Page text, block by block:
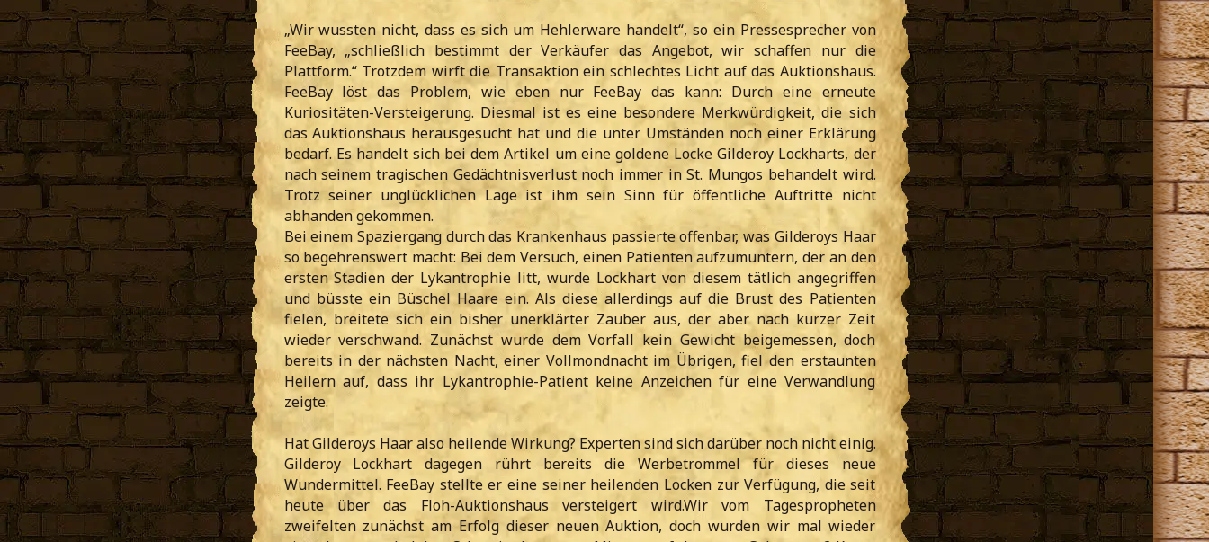
„Wir wussten nicht, dass es sich um Hehlerware handelt“, so ein Pressesprecher von
FeeBay, „schließlich bestimmt der Verkäufer das Angebot, wir schaffen nur die
Plattform.“ Trotzdem wirft die Transaktion ein schlechtes Licht auf das Auktionshaus.
FeeBay löst das Problem, wie eben nur FeeBay das kann: Durch eine erneute
Kuriositäten-Versteigerung. Diesmal ist es eine besondere Merkwürdigkeit, die sich
das Auktionshaus herausgesucht hat und die unter Umständen noch einer Erklärung
bedarf. Es handelt sich bei dem Artikel um eine goldene Locke Gilderoy Lockharts, der
nach seinem tragischen Gedächtnisverlust noch immer in St. Mungos behandelt wird.
Trotz seiner unglücklichen Lage ist ihm sein Sinn für öffentliche Auftritte nicht
abhanden gekommen.
Bei einem Spaziergang durch das Krankenhaus passierte offenbar, was Gilderoys Haar
so begehrenswert macht: Bei dem Versuch, einen Patienten aufzumuntern, der an den
ersten Stadien der Lykantrophie litt, wurde Lockhart von diesem tätlich angegriffen
und büsste ein Büschel Haare ein. Als diese allerdings auf die Brust des Patienten
fielen, breitete sich ein bisher unerklärter Zauber aus, der aber nach kurzer Zeit
wieder verschwand. Zunächst wurde dem Vorfall kein Gewicht beigemessen, doch
bereits in der nächsten Nacht, einer Vollmondnacht im Übrigen, fiel den erstaunten
Heilern auf, dass ihr Lykantrophie-Patient keine Anzeichen für eine Verwandlung
zeigte.
Hat Gilderoys Haar also heilende Wirkung? Experten sind sich darüber noch nicht einig.
Gilderoy Lockhart dagegen rührt bereits die Werbetrommel für dieses neue
Wundermittel. FeeBay stellte er eine seiner heilenden Locken zur Verfügung, die seit
heute über das Floh-Auktionshaus versteigert wird.Wir vom Tagespropheten
zweifelten zunächst am Erfolg dieser neuen Auktion, doch wurden wir mal wieder